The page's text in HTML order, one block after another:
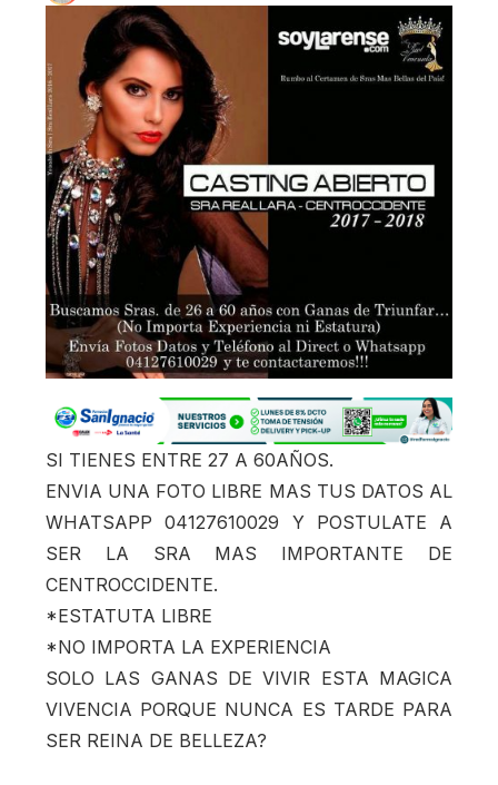
SI TIENES ENTRE 27 A 60AÑOS.
ENVIA UNA FOTO LIBRE MAS TUS DATOS AL
WHATSAPP 04127610029 Y POSTULATE A
SER LA SRA MAS IMPORTANTE DE
CENTROCCIDENTE.
*ESTATUTA LIBRE
*NO IMPORTA LA EXPERIENCIA
SOLO LAS GANAS DE VIVIR ESTA MAGICA
VIVENCIA PORQUE NUNCA ES TARDE PARA
SER REINA DE BELLEZA?